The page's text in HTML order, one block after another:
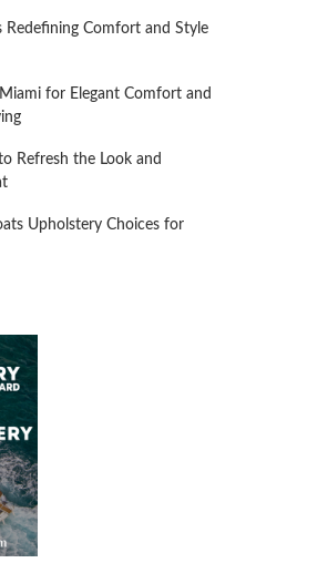
Redefining Comfort and Style
for Elegant Comfort and
Refresh the Look and
Upholstery Choices for